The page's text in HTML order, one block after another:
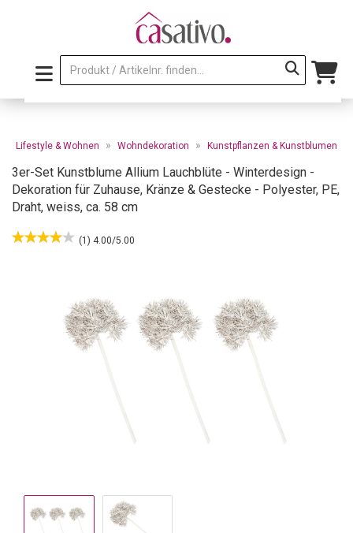
Lifestyle & Wohnen » Wohndekoration » Kunstpflanzen & Kunstblumen
3er-Set Kunstblume Allium Lauchblüte - Winterdesign -
Dekoration für Zuhause, Kränze & Gestecke - Polyester, PE,
Draht, weiss, ca. 58 cm
(1) 4.00/5.00